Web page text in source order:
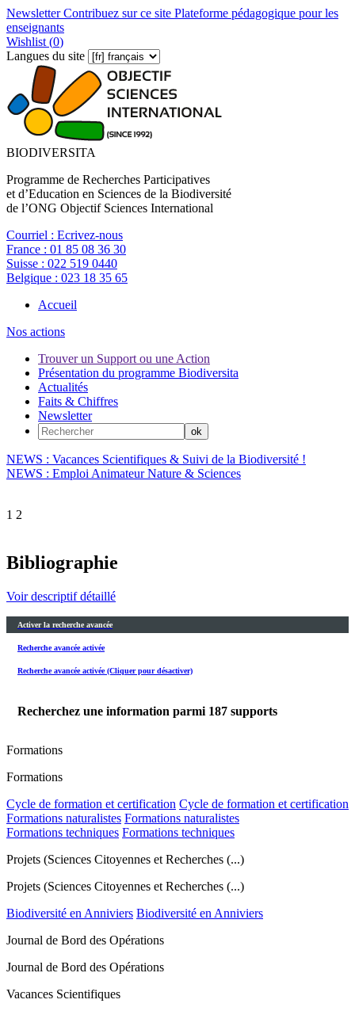
NewsletterContribuez sur ce site Plateforme pédagogique pour les
enseignants
Wishlist (0)
Langues du site
BIODIVERSITA
Programme de Recherches Participatives
et d’Education en Sciences de la Biodiversité
de l’ONG Objectif Sciences International
Courriel : Ecrivez-nous
France : 01 85 08 36 30
Suisse : 022 519 0440
Belgique : 023 18 35 65
Accueil
Nos actions
Trouver un Support ou une Action
Présentation du programme Biodiversita
Actualités
Faits & Chiffres
Newsletter
NEWS : Vacances Scientifiques & Suivi de la Biodiversité !
NEWS : Emploi Animateur Nature & Sciences
1 2
Bibliographie
Voir descriptif détaillé
Activer la recherche avancée
Recherche avancée activée
Recherche avancée activée (Cliquer pour désactiver)
Recherchez une information parmi 187 supports
Formations
Formations
Cycle de formation et certification Cycle de formation et certification
Formations naturalistes Formations naturalistes
Formations techniques Formations techniques
Projets (Sciences Citoyennes et Recherches (...)
Projets (Sciences Citoyennes et Recherches (...)
Biodiversité en Anniviers Biodiversité en Anniviers
Journal de Bord des Opérations
Journal de Bord des Opérations
Vacances Scientifiques